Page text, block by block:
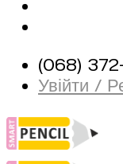
(068)
Увійти /